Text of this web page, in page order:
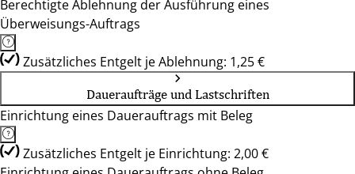
Berechtigte Ablehnung der Ausführung eines
Überweisungs-Auftrags
Zusätzliches Entgelt je Ablehnung: 1,25 €
Daueraufträge und Lastschriften
Einrichtung eines Dauerauftrags mit Beleg
Zusätzliches Entgelt je Einrichtung: 2,00 €